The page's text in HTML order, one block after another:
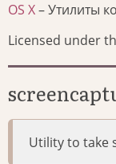
OS X– Утилиты
Licensed under
Utility to take